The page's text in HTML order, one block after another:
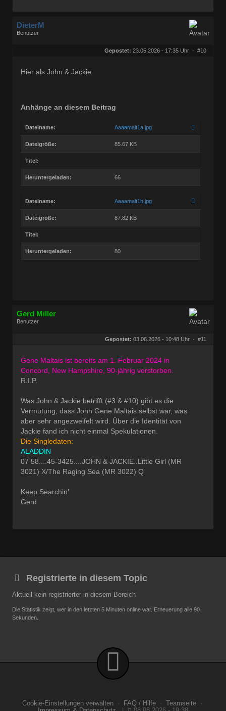
DieterM
Benutzer
Gepostet: 23.05.2026 - 17:35 Uhr · #10
Hier als John & Jackie
Anhänge an diesem Beitrag
Dateiname: Aaaamalt1a.jpg
Dateigröße: 85.67 KB
Titel:
Heruntergeladen: 66
Dateiname: Aaaamalt1b.jpg
Dateigröße: 87.82 KB
Titel:
Heruntergeladen: 80
Gerd Miller
Benutzer
Gepostet: 03.06.2026 - 10:48 Uhr · #11
Gene Maltais ist bereits am 1. Februar 2024 in
Concord, New Hampshire, 90-jährig verstorben.
R.I.P.
Was John & Jackie betrifft (#3 & #10) gibt es die
Vermutung, dass John Gene Maltais selbst war, was
aber sehr angezweifelt wird. Über die Identität von
Jackie fand ich nicht einmal Spekulationen.
Die Singledaten:
ALADDIN
07 58....45-3425....JOHN & JACKIE..Little Girl (MR
3021) X/The Raging Sea (MR 3022) Q
Keep Searchin’
Gerd
Registrierte in diesem Topic
Aktuell kein registrierter in diesem Bereich
Die Statistik zeigt, wer in den letzten 5 Minuten online war. Erneuerung alle 90
Sekunden.
Cookie-Einstellungen verwalten· FAQ / Hilfe· Teamseite·